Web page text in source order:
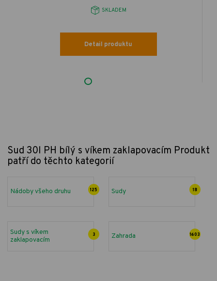
SKLADEM
Detail produktu
Sud 30l PH bílý s víkem zaklapovacím Produkt
patří do těchto kategorií
Nádoby všeho druhu 125 Sudy 18
Sudy s víkem
zaklapovacím
3 Zahrada 1603